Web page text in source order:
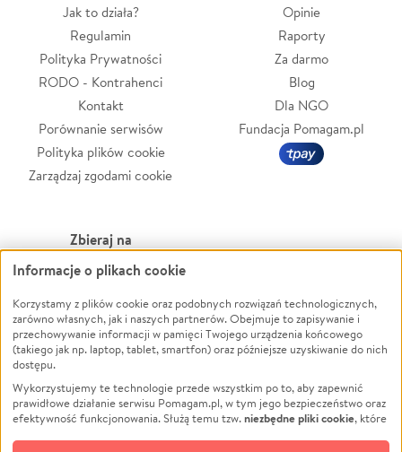
Jak to działa?
Regulamin
Polityka Prywatności
RODO - Kontrahenci
Kontakt
Porównanie serwisów
Polityka plików cookie
Zarządzaj zgodami cookie
Opinie
Raporty
Za darmo
Blog
Dla NGO
Fundacja Pomagam.pl
Zbieraj na
Leczenie
Zwierzęta
Pożar
Ukraina
Pomoc Finansowa
Projekty
Pogrzeb
Powódź
Wichura
NGO
Edukacja
Podróż
Impreza
Informacje o plikach cookie
Korzystamy z plików cookie oraz podobnych rozwiązań technologicznych,
zarówno własnych, jak i naszych partnerów. Obejmuje to zapisywanie i
przechowywanie informacji w pamięci Twojego urządzenia końcowego
(takiego jak np. laptop, tablet, smartfon) oraz późniejsze uzyskiwanie do nich
dostępu.
Wykorzystujemy te technologie przede wszystkim po to, aby zapewnić
prawidłowe działanie serwisu Pomagam.pl, w tym jego bezpieczeństwo oraz
efektywność funkcjonowania. Służą temu tzw.niezbędne pliki cookie, które